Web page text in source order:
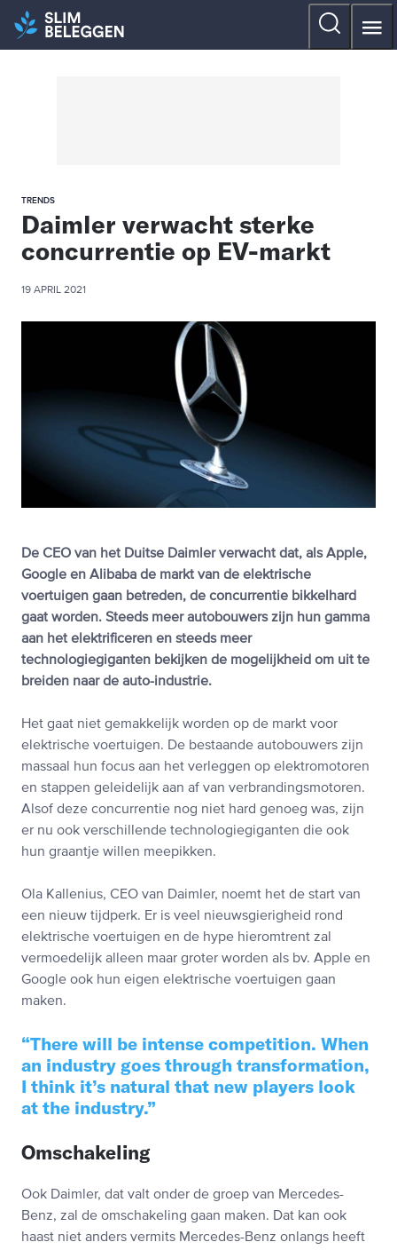
TRENDS
Daimler verwacht sterke
concurrentie op EV-markt
19 APRIL 2021
De CEO van het Duitse Daimler verwacht dat, als Apple,
Google en Alibaba de markt van de elektrische
voertuigen gaan betreden, de concurrentie bikkelhard
gaat worden. Steeds meer autobouwers zijn hun gamma
aan het elektrificeren en steeds meer
technologiegiganten bekijken de mogelijkheid om uit te
breiden naar de auto-industrie.
Het gaat niet gemakkelijk worden op de markt voor
elektrische voertuigen. De bestaande autobouwers zijn
massaal hun focus aan het verleggen op elektromotoren
en stappen geleidelijk aan af van verbrandingsmotoren.
Alsof deze concurrentie nog niet hard genoeg was, zijn
er nu ook verschillende technologiegiganten die ook
hun graantje willen meepikken.
Ola Kallenius, CEO van Daimler, noemt het de start van
een nieuw tijdperk. Er is veel nieuwsgierigheid rond
elektrische voertuigen en de hype hieromtrent zal
vermoedelijk alleen maar groter worden als bv. Apple en
Google ook hun eigen elektrische voertuigen gaan
maken.
There will be intense competition. When
an industry goes through transformation,
I think it’s natural that new players look
at the industry.
Omschakeling
Ook Daimler, dat valt onder de groep van Mercedes-
Benz, zal de omschakeling gaan maken. Dat kan ook
haast niet anders vermits Mercedes-Benz onlangs heeft